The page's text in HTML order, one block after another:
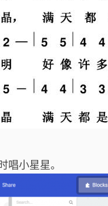
小星星。